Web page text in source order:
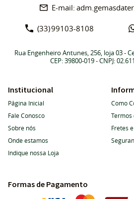
(33)99103-8108
Rua Engenheiro Antunes, 256, loja 03-
CEP: 39800-019- CNPJ:
Institucional
Página Inicial
Fale Conosco
Sobre nós
Onde estamos
Indique nossa Loja
Como
Termos
Fretes
Formas de Pagamento